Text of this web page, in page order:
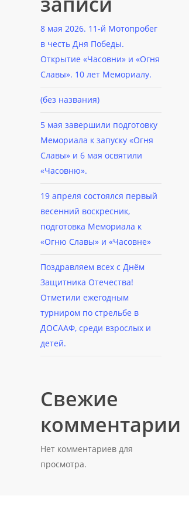
8 мая 2026. 11-й Мотопробег
в честь Дня Победы.
Открытие «Часовни» и «Огня
Славы». 10 лет Мемориалу.
(без названия)
5 мая завершили подготовку
Мемориала к запуску «Огня
Славы» и 6 мая освятили
«Часовню».
19 апреля состоялся первый
весенний воскресник,
подготовка Мемориала к
«Огню Славы» и «Часовне»
Поздравляем всех с Днём
Защитника Отечества!
Отметили ежегодным
турниром по стрельбе в
ДОСААФ, среди взрослых и
детей.
Свежие
комментарии
Нет комментариев для
просмотра.